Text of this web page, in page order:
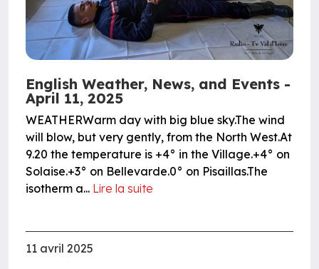
English Weather, News, and Events -
April 11, 2025
WEATHERWarm day with big blue sky.The wind
will blow, but very gently, from the North West.At
9.20 the temperature is +4° in the Village.+4° on
Solaise.+3° on Bellevarde.0° on Pisaillas.The
isotherm a... Lire la suite
11 avril 2025